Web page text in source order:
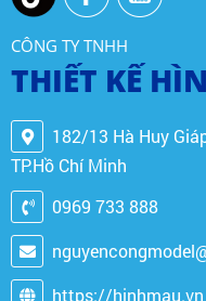
CÔNG TY TNHH
THIẾT KẾ
182/13 Hà Huy
TP.Hồ Chí Minh
0969 733 888
https://hinhmau.vn